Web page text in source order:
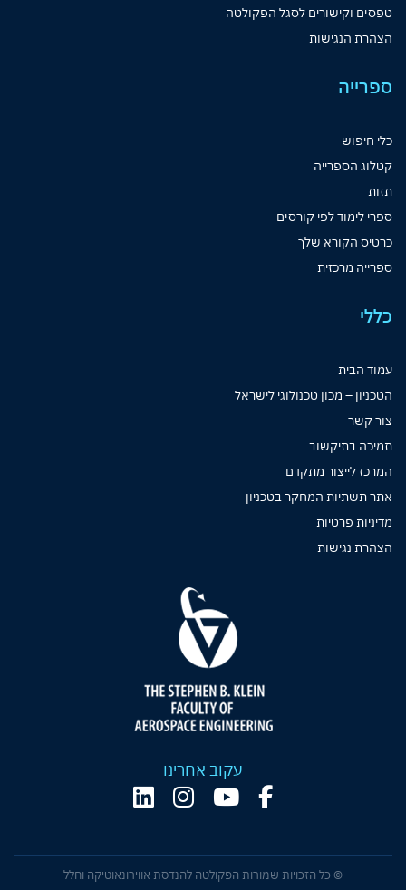
טפסים וקישורים לסגל הפקולטה
הצהרת הנגישות
ספרייה
כלי חיפוש
קטלוג הספרייה
תזות
ספרי לימוד לפי קורסים
כרטיס הקורא שלך
ספרייה מרכזית
כללי
עמוד הבית
הטכניון – מכון טכנולוגי לישראל
צור קשר
תמיכה בתיקשוב
המרכז לייצור מתקדם
אתר תשתיות המחקר בטכניון
מדיניות פרטיות
הצהרת נגישות
עקוב אחרינו
© כל הזכויות שמורות הפקולטה להנדסת אווירונאוטיקה וחלל